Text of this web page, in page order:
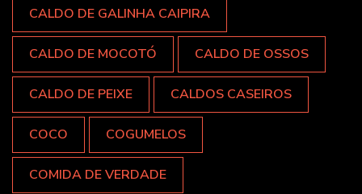
CALDO DE GALINHA CAIPIRA
CALDO DE MOCOTÓ CALDO DE OSSOS
CALDO DE PEIXE CALDOS CASEIROS
COCO COGUMELOS
COMIDA DE VERDADE